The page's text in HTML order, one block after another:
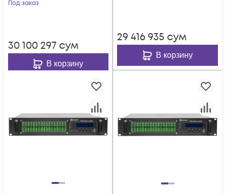
Под заказ
30 100 297 сум
В корзину
29 416 935 сум
В корзину